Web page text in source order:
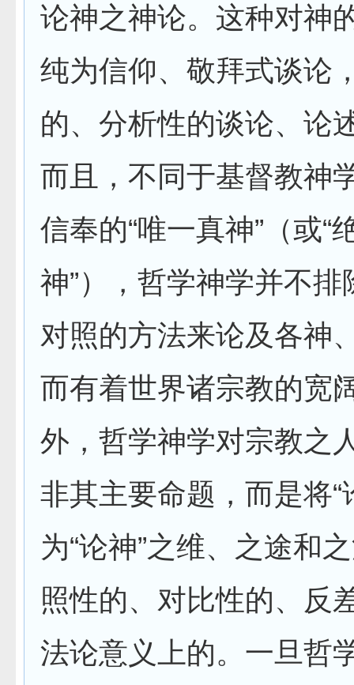
论神之神论。这种对神
纯为信仰、敬拜式谈论
的、分析性的谈论、论
而且，不同于基督教神
信奉的“唯一真神”（或“
神”），哲学神学并不排
对照的方法来论及各神
而有着世界诸宗教的宽
外，哲学神学对宗教之
非其主要命题，而是将“
为“论神”之维、之途和
照性的、对比性的、反
法论意义上的。一旦哲